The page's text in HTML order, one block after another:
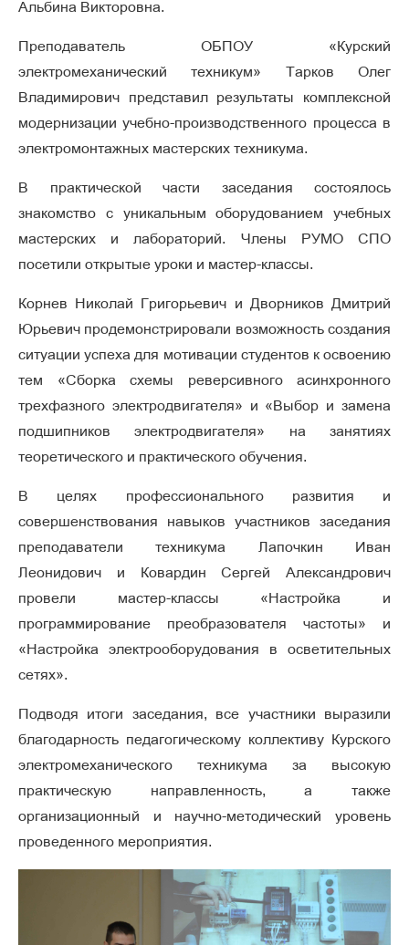
Альбина Викторовна.
Преподаватель ОБПОУ «Курский
электромеханический техникум» Тарков Олег
Владимирович представил результаты комплексной
модернизации учебно-производственного процесса в
электромонтажных мастерских техникума.
В практической части заседания состоялось
знакомство с уникальным оборудованием учебных
мастерских и лабораторий. Члены РУМО СПО
посетили открытые уроки и мастер-классы.
Корнев Николай Григорьевич и Дворников Дмитрий
Юрьевич продемонстрировали возможность создания
ситуации успеха для мотивации студентов к освоению
тем «Сборка схемы реверсивного асинхронного
трехфазного электродвигателя» и «Выбор и замена
подшипников электродвигателя» на занятиях
теоретического и практического обучения.
В целях профессионального развития и
совершенствования навыков участников заседания
преподаватели техникума Лапочкин Иван
Леонидович и Ковардин Сергей Александрович
провели мастер-классы «Настройка и
программирование преобразователя частоты» и
«Настройка электрооборудования в осветительных
сетях».
Подводя итоги заседания, все участники выразили
благодарность педагогическому коллективу Курского
электромеханического техникума за высокую
практическую направленность, а также
организационный и научно-методический уровень
проведенного мероприятия.